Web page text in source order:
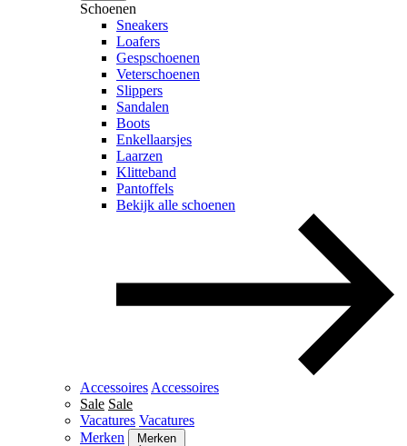
Schoenen
Sneakers
Loafers
Gespschoenen
Veterschoenen
Slippers
Sandalen
Boots
Enkellaarsjes
Laarzen
Klitteband
Pantoffels
Bekijk alle schoenen
Accessoires Accessoires
Sale Sale
Vacatures Vacatures
Merken
Merken